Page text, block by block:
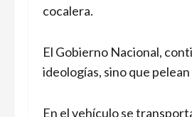
cocalera.
El Gobierno Nacional,
ideologías, sino que
En el vehículo se